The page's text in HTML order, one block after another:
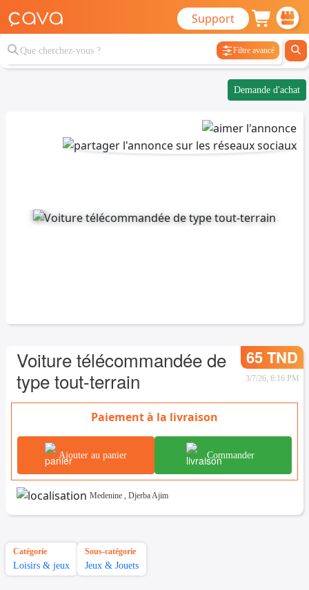
Support
Filtre avancé
Demande d'achat
Voiture télécommandée de
type tout-terrain
65 TND
3/7/26, 6:16 PM
Paiement à la livraison
Ajouter au panier Commander
Medenine , Djerba Ajim
Catégorie
Loisirs & jeux
Sous-catégorie
Jeux & Jouets